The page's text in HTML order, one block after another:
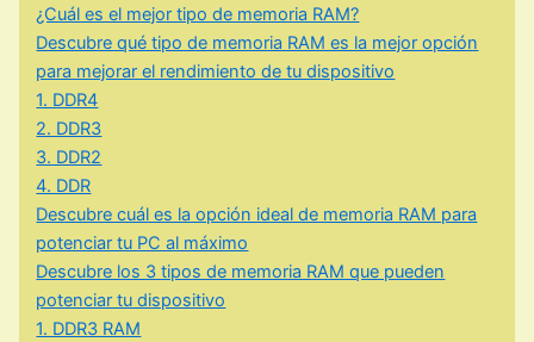
¿Cuál es el mejor tipo de memoria RAM?
Descubre qué tipo de memoria RAM es la mejor opción
para mejorar el rendimiento de tu dispositivo
1. DDR4
2. DDR3
3. DDR2
4. DDR
Descubre cuál es la opción ideal de memoria RAM para
potenciar tu PC al máximo
Descubre los 3 tipos de memoria RAM que pueden
potenciar tu dispositivo
1. DDR3 RAM